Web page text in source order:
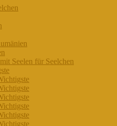
Seelen für Seelchen